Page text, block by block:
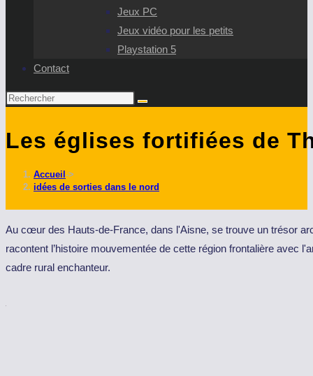
Jeux PC
Jeux vidéo pour les petits
Playstation 5
Contact
Rechercher
ce
Les églises fortifiées de
Accueil ->
idées de sorties dans le nord
Au cœur des Hauts-de-France, dans l'Aisne, se trouve un trésor
racontent l’histoire mouvementée de cette région frontalière avec
cadre rural enchanteur.